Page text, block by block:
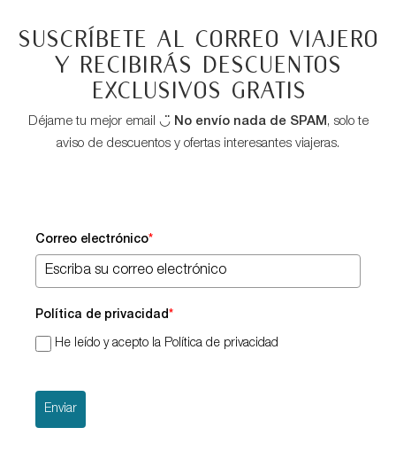
Suscríbete al correo viajero
y recibirás descuentos
exclusivos GRATIS
Déjame tu mejor email ◡̈ No envío nada de SPAM , solo te
aviso de descuentos y ofertas interesantes viajeras.
Correo electrónico*
Política de privacidad*
He leído y acepto la Política de privacidad
Enviar